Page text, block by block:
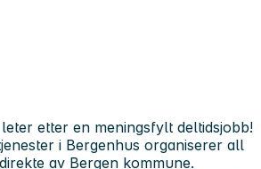
etter en meningsfylt deltidsjobb!
i Bergenhus organiserer all
av Bergen kommune.